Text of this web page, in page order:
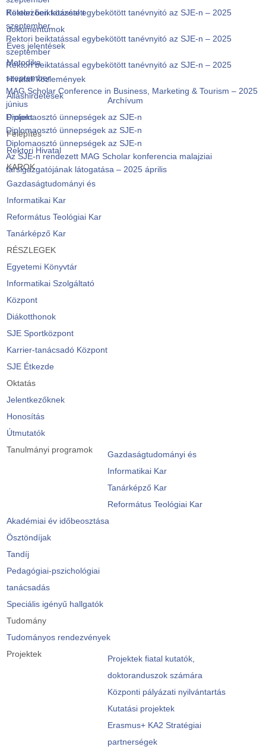
Kötelezően közzétett
dokumentumok
Éves jelentések
Metodika
Hivatali közlemények
Álláshirdetések
Archívum
Projekt
Felépítés
Rektori Hivatal
KAROK
Gazdaságtudományi és
Informatikai Kar
Református Teológiai Kar
Tanárképző Kar
RÉSZLEGEK
Egyetemi Könyvtár
Informatikai Szolgáltató
Központ
Diákotthonok
SJE Sportközpont
Karrier-tanácsadó Központ
SJE Étkezde
Oktatás
Jelentkezőknek
Honosítás
Útmutatók
Tanulmányi programok
Gazdaságtudományi és
Informatikai Kar
Tanárképző Kar
Református Teológiai Kar
Akadémiai év időbeosztása
Ösztöndíjak
Tandíj
Pedagógiai-pszichológiai
tanácsadás
Speciális igényű hallgatók
Tudomány
Tudományos rendezvények
Projektek
Projektek fiatal kutatók,
doktoranduszok számára
Központi pályázati nyilvántartás
Kutatási projektek
Erasmus+ KA2 Stratégiai
partnerségek
Rektori beiktatással egybekötött tanévnyitó az SJE-n – 2025
szeptember
Rektori beiktatással egybekötött tanévnyitó az SJE-n – 2025
szeptember
Rektori beiktatással egybekötött tanévnyitó az SJE-n – 2025
szeptember
MAG Scholar Conference in Business, Marketing & Tourism – 2025
június
Diplomaosztó ünnepségek az SJE-n
Diplomaosztó ünnepségek az SJE-n
Diplomaosztó ünnepségek az SJE-n
Az SJE-n rendezett MAG Scholar konferencia malajziai
társigazgatójának látogatása – 2025 április